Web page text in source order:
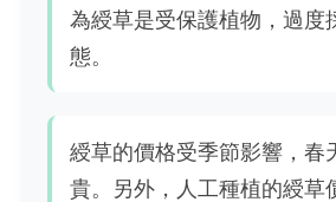
為綬草是受保護植物，過度
態。
綬草的價格受季節影響，春
貴。另外，人工種植的綬草